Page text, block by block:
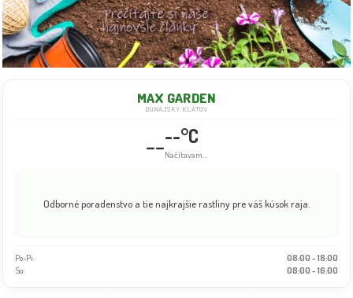
MAX GARDEN
DUNAJSKÝ KLÁTOV
----°C
Načítavam...
Odborné poradenstvo a tie najkrajšie rastliny pre váš kúsok raja.
Po-Pi:
08:00 - 18:00
So:
08:00 - 16:00